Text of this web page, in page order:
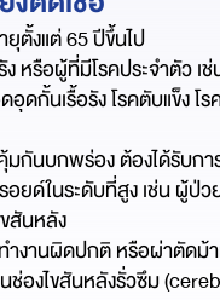
ตั้งแต่ 65 ปีขึ้นไป
หรือผู้ที่มีโรคประจำตัว เช่
ดกั้นเรื้อรัง โรคตับแข็ง โร
กันบกพร่อง ต้องได้รับก
อยด์ในระดับที่สูง เช่น ผู้ป่
สันหลัง
ำงานผิดปกติ หรือผ่าตัดม้
ช่องไขสันหลังรั่วซึม